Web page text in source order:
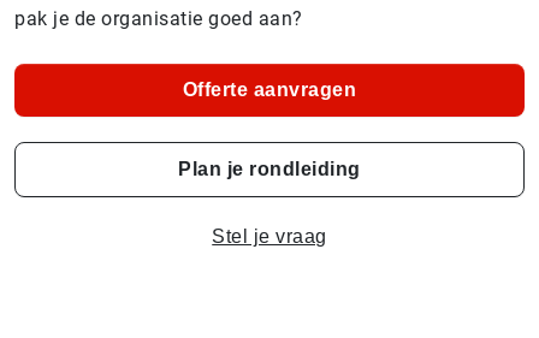
pak je de organisatie goed aan?
Offerte aanvragen
Plan je rondleiding
Stel je vraag